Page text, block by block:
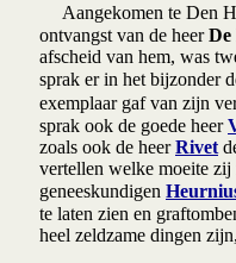
Aangekomen te Den
ontvangst van de heerDe
afscheid van hem, was
sprak er in het bijzonder
exemplaar gaf van zijn
sprak ook de goede heer
zoals ook de heerRivet
vertellen welke moeite zij
geneeskundigen
te laten zien en
heel zeldzame dingen